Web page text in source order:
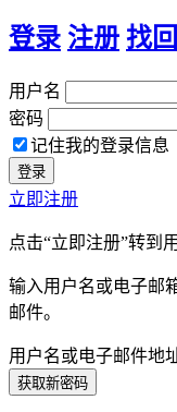
登录 注册 找
用户名
密码
记住我的登录信息
立即注册
点击“立即注册”转到
输入用户名或电子邮
邮件。
用户名或电子邮件地